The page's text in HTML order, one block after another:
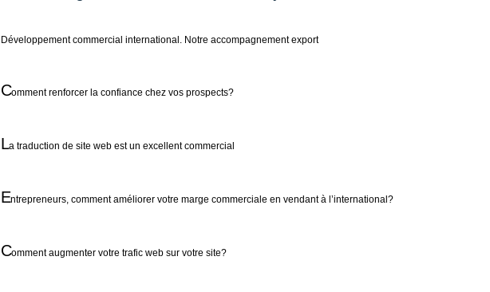
Développement commercial international. Notre accompagnement export
Comment renforcer la confiance chez vos prospects?
La traduction de site web est un excellent commercial
Entrepreneurs, comment améliorer votre marge commerciale en vendant à l’international?
Comment augmenter votre trafic web sur votre site?